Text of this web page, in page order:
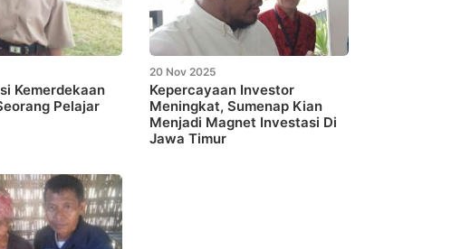
Kemerdekaan
Pelajar
20 Nov 2025
Kepercayaan Investor
Meningkat, Sumenap Kian
Menjadi Magnet Investasi Di
Jawa Timur